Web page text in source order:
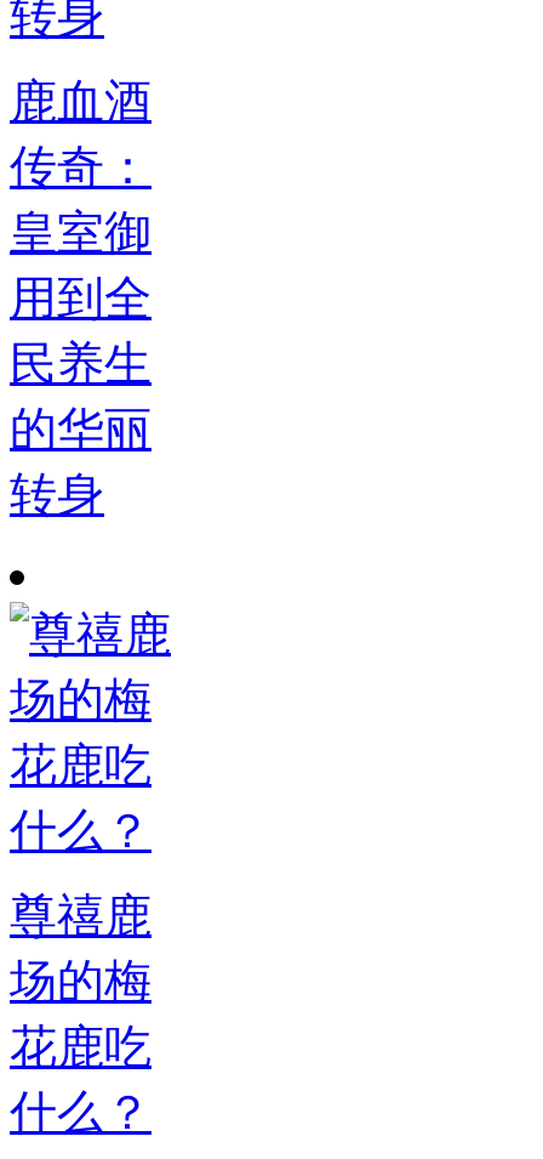
鹿血酒
传奇：
皇室御
用到全
民养生
的华丽
转身
尊禧鹿
场的梅
花鹿吃
什么？